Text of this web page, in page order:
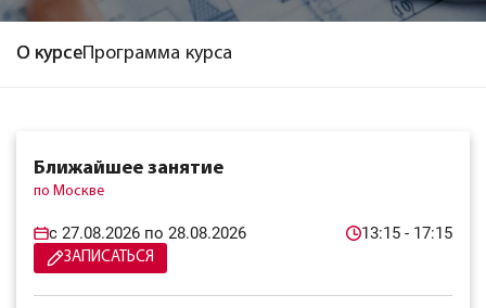
О курсеПрограмма курса
Ближайшее занятие
по Москве
c 27.08.2026 по 28.08.2026 13:15 - 17:15
ЗАПИСАТЬСЯ